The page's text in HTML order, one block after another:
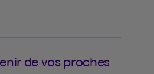
de vos proches